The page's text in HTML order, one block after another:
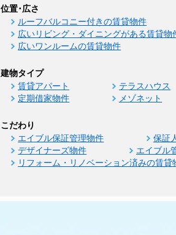
位置･広さ
ルーフバルコニー付きの賃貸物件
広いリビング・ダイニングがある賃貸物
広いワンルームの賃貸物件
建物タイプ
賃貸アパート テラスハウス
定期借家物件
メゾネット
こだわり
エイブル保証管理物件 保証
デザイナーズ物件
エイブル
リフォーム・リノベーション済みの賃貸